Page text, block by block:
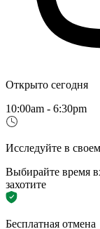
Открыто сегодня
10:00am - 6:30pm
Исследуйте в
Выбирайте время
захотите
Бесплатная отмена